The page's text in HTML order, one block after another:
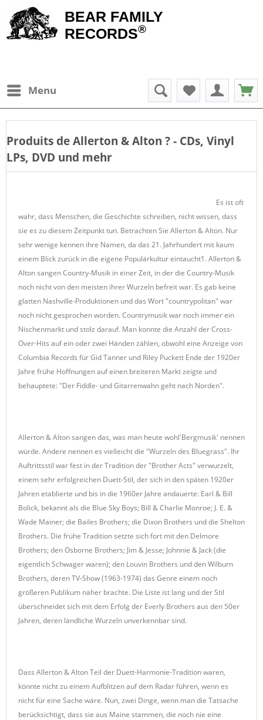
BEAR FAMILY
RECORDS®
Menu
Produits deAllerton & Alton ? - CDs, Vinyl
LPs, DVD und mehr
Es ist oft
wahr, dass Menschen, die Geschichte schreiben, nicht wissen, dass
sie es zu diesem Zeitpunkt tun. Betrachten Sie Allerton & Alton. Nur
sehr wenige kennen ihre Namen, da das 21. Jahrhundert mit kaum
einem Blick zurück in die eigene Populärkultur eintaucht1. Allerton &
Alton sangen Country-Musik in einer Zeit, in der die Country-Musik
noch nicht von den meisten ihrer Wurzeln befreit war. Es gab keine
glatten Nashville-Produktionen und das Wort "countrypolitan" war
noch nicht gesprochen worden. Countrymusik war noch immer ein
Nischenmarkt und stolz darauf. Man konnte die Anzahl der Cross-
Over-Hits auf ein oder zwei Händen zählen, obwohl eine Anzeige von
Columbia Records für Gid Tanner und Riley Puckett Ende der 1920er
Jahre frühe Hoffnungen auf einen breiteren Markt zeigte und
behauptete: "Der Fiddle- und Gitarrenwahn geht nach Norden".
Allerton & Alton sangen das, was man heute wohl'Bergmusik' nennen
würde. Andere nennen es vielleicht die "Wurzeln des Bluegrass". Ihr
Auftrittsstil war fest in der Tradition der "Brother Acts" verwurzelt,
einem sehr erfolgreichen Duett-Stil, der sich in den späten 1920er
Jahren etablierte und bis in die 1960er Jahre andauerte: Earl & Bill
Bolick, bekannt als die Blue Sky Boys; Bill & Charlie Monroe; J. E. &
Wade Mainer; die Bailes Brothers; die Dixon Brothers und die Shelton
Brothers. Die frühe Tradition setzte sich fort mit den Delmore
Brothers; den Osborne Brothers; Jim & Jesse; Johnnie & Jack (die
eigentlich Schwager waren); den Louvin Brothers und den Wilburn
Brothers, deren TV-Show (1963-1974) das Genre einem noch
größeren Publikum näher brachte. Die Liste ist lang und der Stil
überschneidet sich mit dem Erfolg der Everly Brothers aus den 50er
Jahren, deren ländliche Wurzeln unverkennbar sind.
Dass Allerton & Alton Teil der Duett-Harmonie-Tradition waren,
könnte nicht zu einem Aufblitzen auf dem Radar führen, wenn es
nicht für eine Sache wäre. Nun, zwei Dinge, wenn man die Tatsache
berücksichtigt, dass sie aus Maine stammen, die noch nie eine